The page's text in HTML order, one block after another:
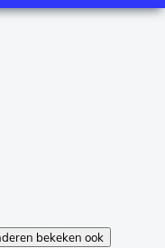
bekeken ook